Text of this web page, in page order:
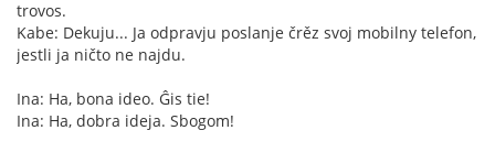
trovos.
Kabe: Dekuju... Ja odpravju poslanje črěz svoj mobilny telefon,
jestli ja ničto ne najdu.
Ina: Ha, bona ideo. Ĝis tie!
Ina: Ha, dobra ideja. Sbogom!